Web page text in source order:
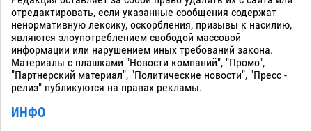
отредактировать, если указанные сообщения содержат
ненормативную лексику, оскорбления, призывы к насилию,
являются злоупотреблением свободой массовой
информации или нарушением иных требований закона.
Материалы с плашками "Новости компаний", "Промо",
"Партнерский материал", "Политические новости", "Пресс -
релиз" публикуются на правах рекламы.
ИНФО